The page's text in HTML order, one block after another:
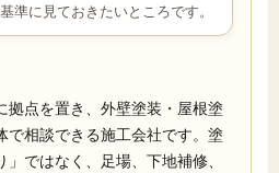
準に見ておきたいところです。
拠点を置き、外壁塗装・屋根塗
で相談できる施工会社です。塗
ではなく、足場、下地補修、